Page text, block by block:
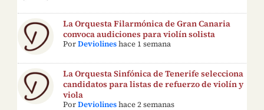
La Orquesta Filarmónica de Gran Canaria
convoca audiciones para violín solista
PorDeviolines hace 1 semana
La Orquesta Sinfónica de Tenerife selecciona
candidatos para listas de refuerzo de violín y
viola
PorDeviolines hace 2 semanas